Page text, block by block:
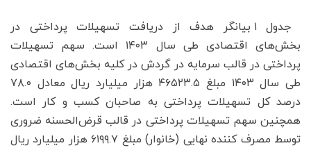
جدول ۱ بیانگر هدف از دریافت تسهیلات پرداختی در
بخش‌های اقتصادی طی سال ۱۴۰۳ است. سهم تسهیلات
پرداختی در قالب سرمایه در گردش در کلیه بخش‌های اقتصادی
طی سال ۱۴۰۳ مبلغ ۴۶۵۲۳.۵ هزار میلیارد ریال معادل ۷۸.۰
درصد کل تسهیلات پرداختی به صاحبان کسب و کار است.
همچنین سهم تسهیلات پرداختی در قالب قرض‌الحسنه ضروری
توسط مصرف کننده نهایی (خانوار) مبلغ ۶۱۹۹.۷ هزار میلیارد ریال